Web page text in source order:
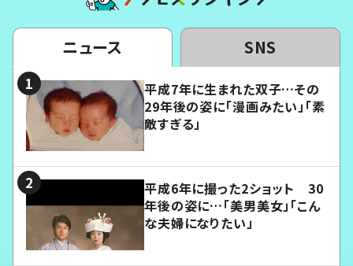
ニュース SNS
平成7年に生まれた双子…その
29年後の姿に「漫画みたい」「素
敵すぎる」
平成6年に撮った2ショット 30
年後の姿に…「美男美女」「こん
な夫婦になりたい」